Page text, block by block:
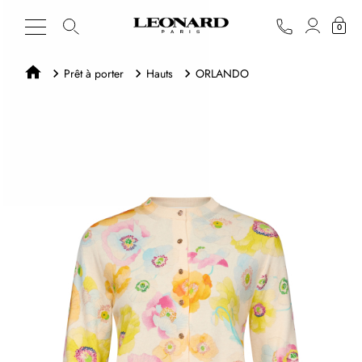
0
Prêt à porter Hauts ORLANDO